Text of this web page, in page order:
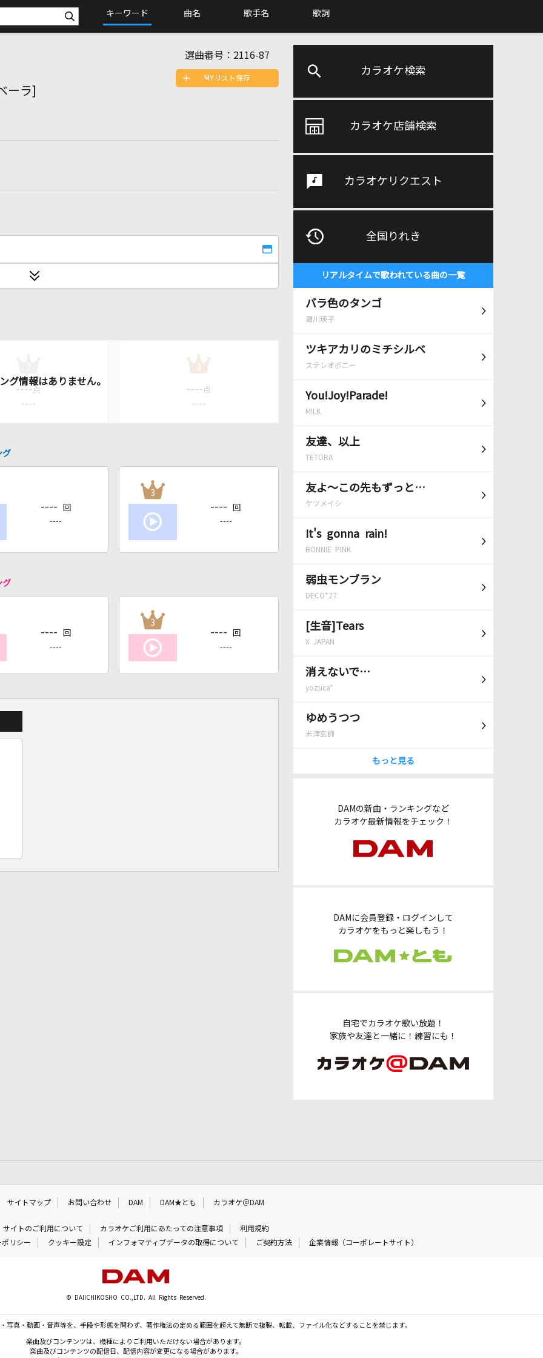
キーワード 曲名 歌手名 歌詞
カラオケ検索
カラオケ店舗検索
カラオケリクエスト
全国りれき
リアルタイムで歌われている曲の一覧
バラ色のタンゴ
瀬川瑛子
ツキアカリのミチシルベ
ステレオポニー
You!Joy!Parade!
M!LK
友達、以上
TETORA
友よ～この先もずっと…
ケツメイシ
It's gonna rain!
BONNIE PINK
弱虫モンブラン
DECO*27
[生音]Tears
X JAPAN
消えないで…
yozuca*
ゆめうつつ
米津玄師
もっと見る
DAMの新曲・ランキングなど
カラオケ最新情報をチェック！
DAMに会員登録・ログインして
カラオケをもっと楽しもう！
自宅でカラオケ歌い放題！
家族や友達と一緒に！練習にも！
ラ]
選曲番号： 2116-87
MYリスト保存
---- 点
----
3
---- 点
----
グ
---- 回
----
3
---- 回
----
グ
---- 回
----
3
---- 回
----
サイトマップ お問い合わせ DAM DAM★とも カラオケ＠DAM
サイトのご利用について カラオケご利用にあたっての注意事項
利用規約
リシー
クッキー設定 インフォマティブデータの取得について ご契約方法 企業情報（コーポレートサイト）
© DAIICHIKOSHO CO.,LTD. All Rights Reserved.
写真・動画・音声等を、手段や形態を問わず、著作権法の定める範囲を超えて無断で複製、転載、ファイル化などすることを禁じます。
楽曲及びコンテンツは、機種によりご利用いただけない場合があります。
楽曲及びコンテンツの配信日、配信内容が変更になる場合があります。